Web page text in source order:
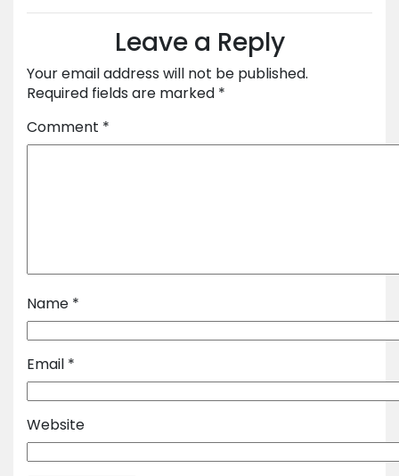
Leave a Reply
Your email address will not be published.
Required fields are marked *
Comment *
Name *
Email *
Website